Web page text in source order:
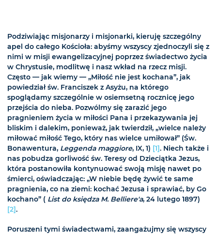
Podziwiając misjonarzy i misjonarki, kieruję szczególny
apel do całego Kościoła: abyśmy wszyscy zjednoczyli się z
nimi w misji ewangelizacyjnej poprzez świadectwo życia
w Chrystusie, modlitwę i nasz wkład na rzecz misji.
Często — jak wiemy — „Miłość nie jest kochana”, jak
powiedział św. Franciszek z Asyżu, na którego
spoglądamy szczególnie w osiemsetną rocznicę jego
przejścia do nieba. Pozwólmy się zarazić jego
pragnieniem życia w miłości Pana i przekazywania jej
bliskim i dalekim, ponieważ, jak twierdził, „wielce należy
miłować miłość Tego, który nas wielce umiłował” (Św.
Bonawentura, Leggenda maggiore, IX, 1) [1]. Niech także i
nas pobudza gorliwość św. Teresy od Dzieciątka Jezus,
która postanowiła kontynuować swoją misję nawet po
śmierci, oświadczając: „W niebie będę żywić te same
pragnienia, co na ziemi: kochać Jezusa i sprawiać, by Go
kochano” ( List do księdza M. Belliere'a, 24 lutego 1897)
[2].
Poruszeni tymi świadectwami, zaangażujmy się wszyscy